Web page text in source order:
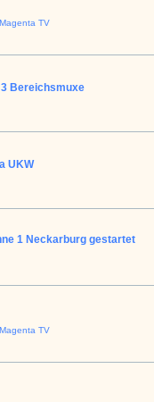
TV
Bereichsmuxe
UKW
1 Neckarburg gestartet
TV